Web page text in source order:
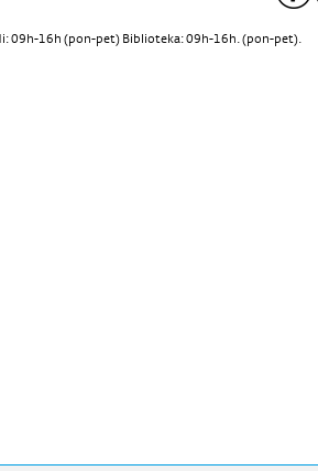
09h-16h (pon-pet) Biblioteka: 09h-16h. (pon-pet).